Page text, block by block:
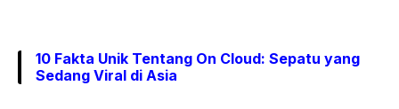
10 Fakta Unik Tentang On Cloud: Sepatu yang
Sedang Viral di Asia